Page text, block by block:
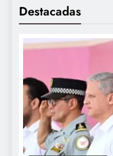
Destacadas